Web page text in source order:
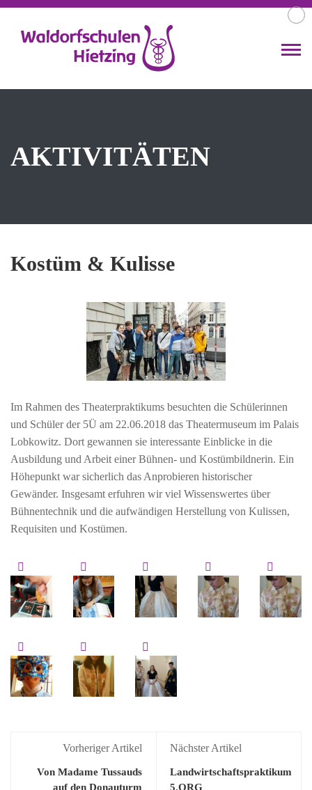
AKTIVITÄTEN
Kostüm & Kulisse
Im Rahmen des Theaterpraktikums besuchten die Schülerinnen
und Schüler der 5Ü am 22.06.2018 das Theatermuseum im Palais
Lobkowitz. Dort gewannen sie interessante Einblicke in die
Ausbildung und Arbeit einer Bühnen- und Kostümbildnerin. Ein
Höhepunkt war sicherlich das Anprobieren historischer
Gewänder. Insgesamt erfuhren wir viel Wissenswertes über
Bühnentechnik und die aufwändigen Herstellung von Kulissen,
Requisiten und Kostümen.
Vorheriger Artikel
Von Madame Tussauds
auf den Donauturm
Nächster Artikel
Landwirtschaftspraktikum
5.ORG